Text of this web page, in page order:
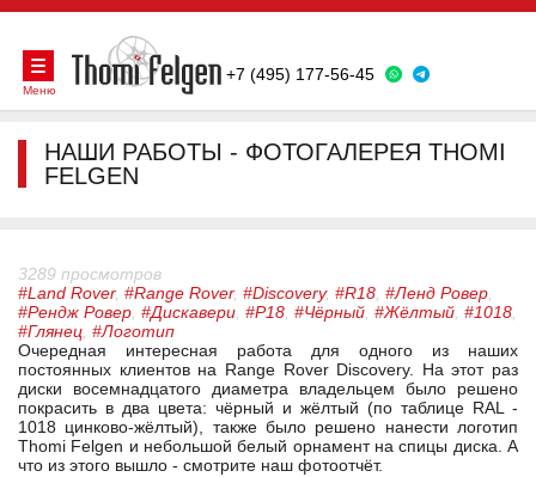
+7 (495) 177-56-45
Меню
НАШИ РАБОТЫ - ФОТОГАЛЕРЕЯ THOMI
FELGEN
3289 просмотров
#Land Rover, #Range Rover, #Discovery, #R18 #Ленд Ровер
#Рендж Ровер #Дискавери #Р18 #Чёрный #Жёлтый #1018
#Глянец #Логотип
Очередная интересная работа для одного из наших
постоянных клиентов на Range Rover Discovery. На этот раз
диски восемнадцатого диаметра владельцем было решено
покрасить в два цвета: чёрный и жёлтый (по таблице RAL -
1018 цинково-жёлтый), также было решено нанести логотип
Thomi Felgen и небольшой белый орнамент на спицы диска. А
что из этого вышло - смотрите наш фотоотчёт.